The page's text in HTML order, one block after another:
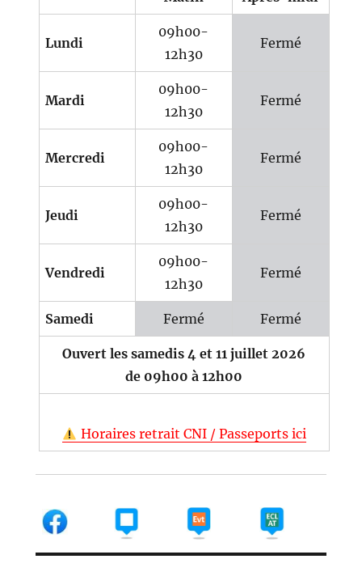
Lundi
09h00-
12h30
Fermé
Mardi
09h00-
12h30
Fermé
Mercredi
09h00-
12h30
Fermé
Jeudi
09h00-
12h30
Fermé
Vendredi
09h00-
12h30
Fermé
Samedi Fermé Fermé
Ouvert les samedis 4 et 11 juillet 2026
de 09h00 à 12h00
Horaires retrait CNI / Passeports ici